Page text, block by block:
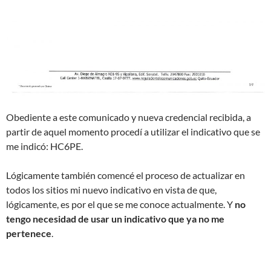
Obediente a este comunicado y nueva credencial recibida, a
partir de aquel momento procedí a utilizar el indicativo que se
me indicó: HC6PE.
Lógicamente también comencé el proceso de actualizar en
todos los sitios mi nuevo indicativo en vista de que,
lógicamente, es por el que se me conoce actualmente. Y no
tengo necesidad de usar un indicativo que ya no me
pertenece